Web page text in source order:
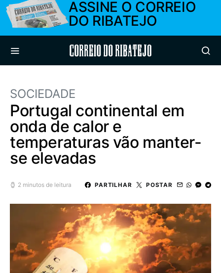
ASSINE O CORREIO
DO RIBATEJO
Correio do Ribatejo
SOCIEDADE
Portugal continental em
onda de calor e
temperaturas vão manter-
se elevadas
2 minutos de leitura PARTILHAR POSTAR